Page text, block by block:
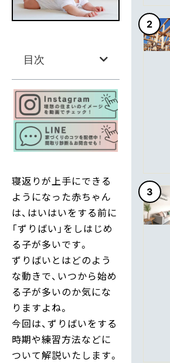
目次
寝返りが上手にできる
ようになった赤ちゃん
は、はいはいをする前に
「ずりばい」をしはじめ
る子が多いです。
ずりばいとはどのよう
な動きで、いつから始め
る子が多いのか気にな
りますよね。
今回は、ずりばいをする
時期や練習方法などに
ついて解説いたします。
2
3